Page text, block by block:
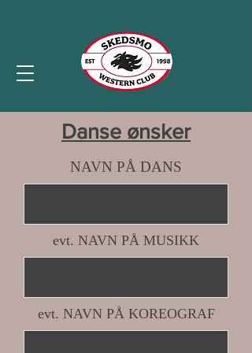
Danse ønsker
NAVN PÅ DANS
evt. NAVN PÅ MUSIKK
evt. NAVN PÅ KOREOGRAF